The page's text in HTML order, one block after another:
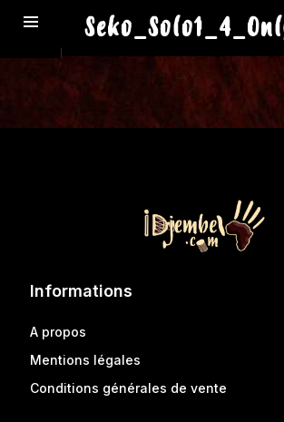
Informations
A propos
Mentions légales
Conditions générales de vente